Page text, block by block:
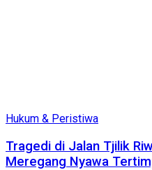
Hukum & Peristiwa
Tragedi di Jalan Tjilik
Meregang Nyawa